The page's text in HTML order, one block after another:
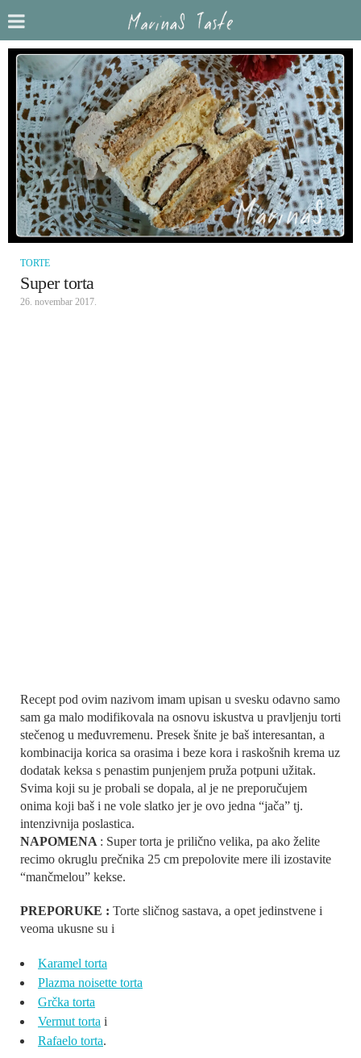
TORTE
Super torta
26. novembar 2017.
Recept pod ovim nazivom imam upisan u svesku odavno samo
sam ga malo modifikovala na osnovu iskustva u pravljenju torti
stečenog u međuvremenu. Presek šnite je baš interesantan, a
kombinacija korica sa orasima i beze kora i raskošnih krema uz
dodatak keksa s penastim punjenjem pruža potpuni užitak.
Svima koji su je probali se dopala, al je ne preporučujem
onima koji baš i ne vole slatko jer je ovo jedna “jača” tj.
intenzivnija poslastica.
NAPOMENA : Super torta je prilično velika, pa ako želite
recimo okruglu prečnika 25 cm prepolovite mere ili izostavite
“mančmelou” kekse.
PREPORUKE : Torte sličnog sastava, a opet jedinstvene i
veoma ukusne su i
Karamel torta
Plazma noisette torta
Grčka torta
Vermut torta i
Rafaelo torta.